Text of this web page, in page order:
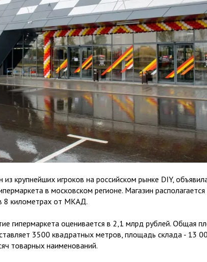
крупнейших игроков на российском рынке DIY,
в московском регионе. Магазин
8 километрах от МКАД.
гипермаркета оценивается в 2,1 млрд рублей. Общая
3500 квадратных метров, площадь склада - 13
товарных наименований.